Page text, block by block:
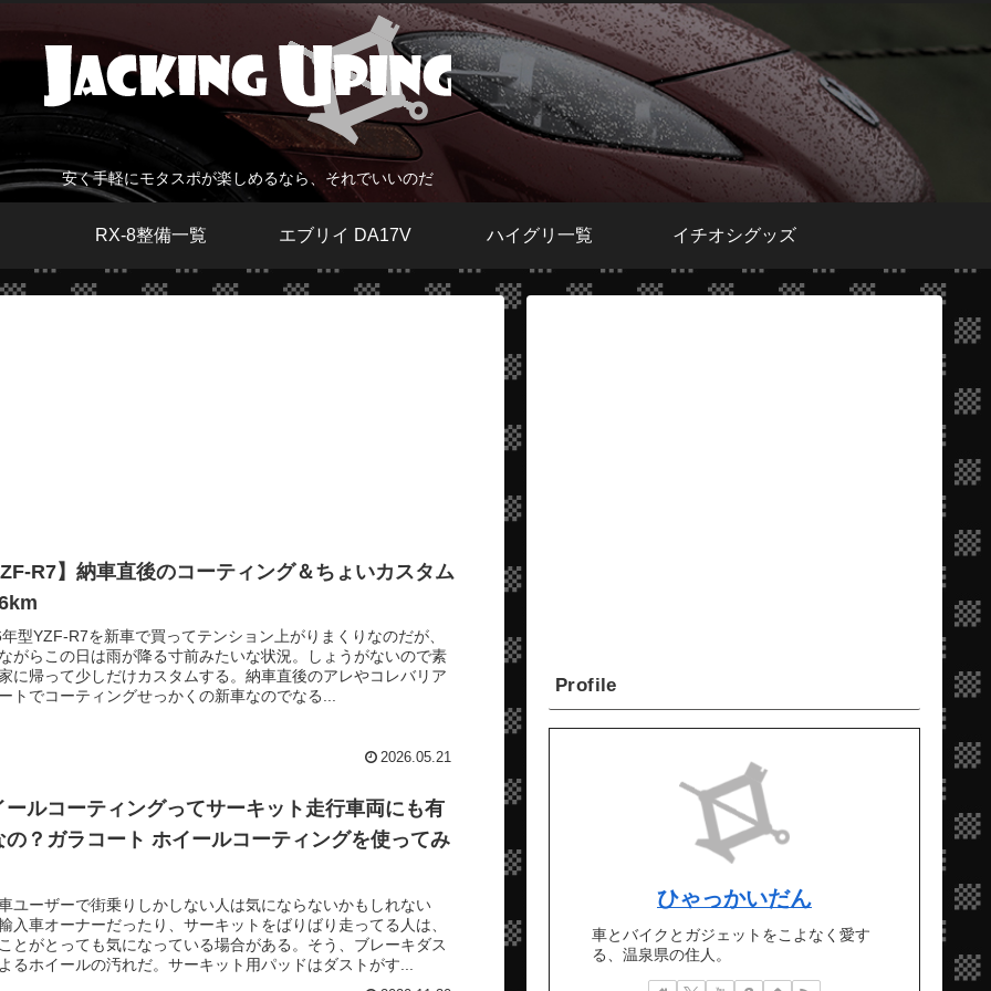
安く手軽にモタスポが楽しめるなら、それでいいのだ
RX-8整備一覧 エブリイ DA17V ハイグリ一覧 イチオシグッズ
R7】納車直後のコーティング＆ちょいカスタム
型YZF-R7を新車で買ってテンション上がりまくりなのだが、
がらこの日は雨が降る寸前みたいな状況。しょうがないので素
に帰って少しだけカスタムする。納車直後のアレやコレバリア
トでコーティングせっかくの新車なのでなる...
2026.05.21
ールコーティングってサーキット走行車両にも有
の？ガラコート ホイールコーティングを使ってみ
ユーザーで街乗りしかしない人は気にならないかもしれない
入車オーナーだったり、サーキットをばりばり走ってる人は、
とがとっても気になっている場合がある。そう、ブレーキダス
るホイールの汚れだ。サーキット用パッドはダストがす...
Profile
ひゃっかいだん
車とバイクとガジェットをこよなく愛す
る、温泉県の住人。